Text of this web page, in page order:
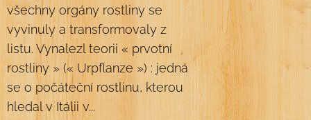
všechny orgány rostliny se
vyvinuly a transformovaly z
listu. Vynalezl teorii « prvotní
rostliny » (« Urpflanze ») : jedná
se o počáteční rostlinu, kterou
hledal v Itálii v...